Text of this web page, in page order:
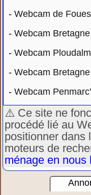
-Webcam de
-Webcam
-Webcam
-Webcam
-Webcam
⚠️ Ce site ne
procédé lié au
positionner dans
moteurs de
ménage en nous